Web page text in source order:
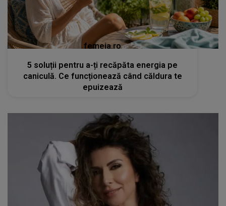
femeia.ro
5 soluții pentru a-ți recăpăta energia pe
caniculă. Ce funcționează când căldura te
epuizează